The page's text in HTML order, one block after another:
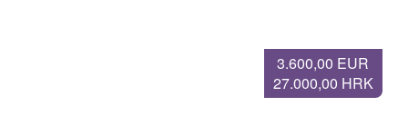
3.600,00 EUR
27.000,00 HRK